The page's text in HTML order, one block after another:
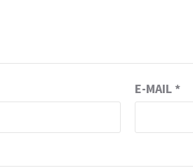
E-MAIL *